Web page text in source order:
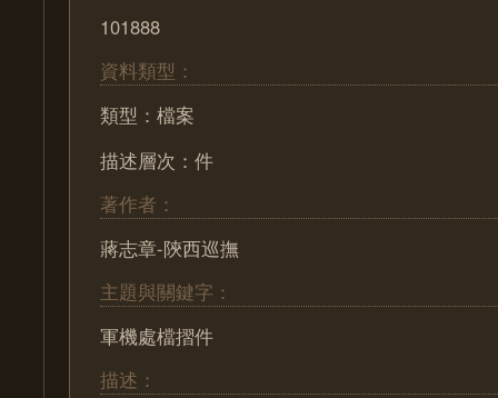
101888
資料類型：
類型：檔案
描述層次：件
著作者：
蔣志章-陝西巡撫
主題與關鍵字：
軍機處檔摺件
描述：